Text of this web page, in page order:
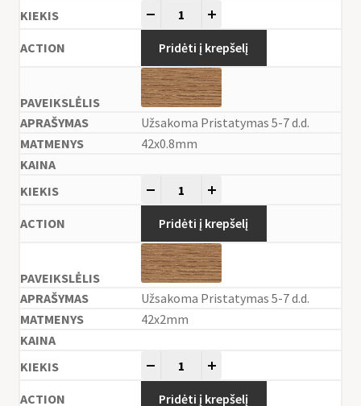
Pridėti į krepšelį
Užsakoma Pristatymas 5-7 d.d.
42x0.8mm
Pridėti į krepšelį
Užsakoma Pristatymas 5-7 d.d.
42x2mm
Pridėti į krepšelį